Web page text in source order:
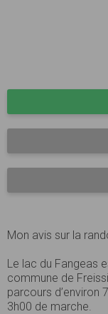
Mon avis sur la
Le lac du Fangeas
commune de
parcours d’environ
3h00 de marche.